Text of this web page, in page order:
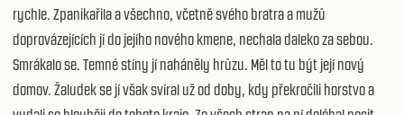
rychle. Zpanikařila a všechno, včetně svého bratra a mužů
doprovázejících jí do jejího nového kmene, nechala daleko za sebou.
Smrákalo se. Temné stíny jí naháněly hrůzu. Měl to tu být její nový
domov. Žaludek se jí však svíral už od doby, kdy překročili horstvo a